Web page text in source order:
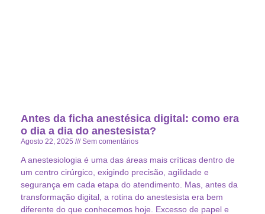
Antes da ficha anestésica digital: como era
o dia a dia do anestesista?
Agosto 22, 2025 Sem comentários
A anestesiologia é uma das áreas mais críticas dentro de
um centro cirúrgico, exigindo precisão, agilidade e
segurança em cada etapa do atendimento. Mas, antes da
transformação digital, a rotina do anestesista era bem
diferente do que conhecemos hoje. Excesso de papel e